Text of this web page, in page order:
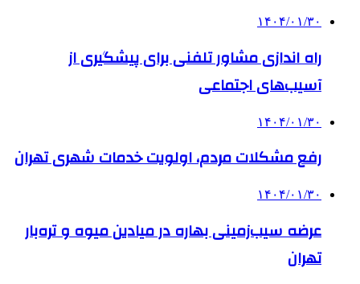
۱۴۰۴/۰۱/۳۰
راه اندازی مشاور تلفنی برای پیشگیری از
آسیب‌های اجتماعی
۱۴۰۴/۰۱/۳۰
رفع مشکلات مردم، اولویت خدمات شهری تهران
۱۴۰۴/۰۱/۳۰
عرضه سیب‌زمینی بهاره در میادین میوه و تره‌بار
تهران